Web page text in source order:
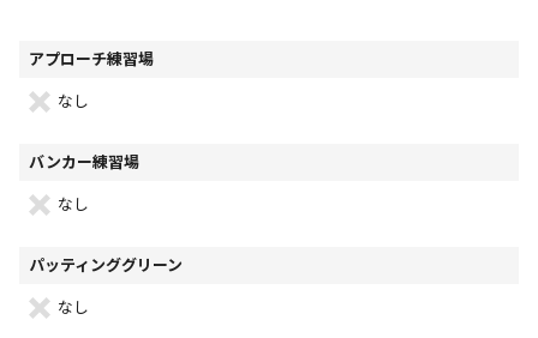
アプローチ練習場
なし
バンカー練習場
なし
パッティンググリーン
なし